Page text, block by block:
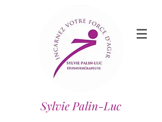
Sylvie Palin-Luc